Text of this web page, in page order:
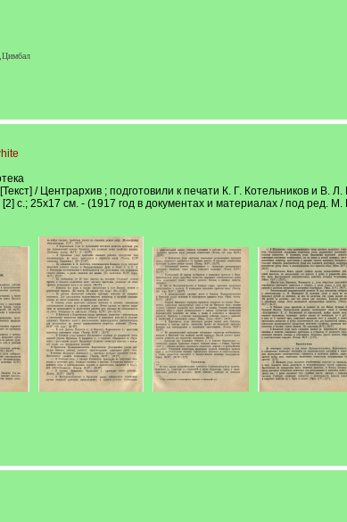
/ Центрархив ; подготовили к печати К. Г. Котельников и
с.; 25х17 см. - (1917 год в документах и материалах / под ред.